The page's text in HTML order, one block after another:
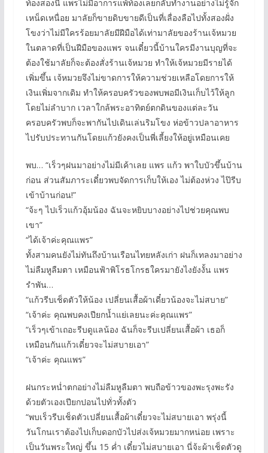
ท้องสองนี้ แพรไม่มีอาการแพ้ท้องเลยกลับทำงานอย่างไม่รู้จัก
เหน็ดเหนื่อย มาลัยก็ขายดิบขายดีเป็นที่เลื่องลือไปทั้งสองฝั่ง
โขงว่าไม่มีใครร้อยมาลัยมีฝีมือได้เท่ามาลัยของร้านเจ้หมวย
ในตลาดที่เป็นฝีมือของแพร จนเดี๋ยวนี้บ้านใครมีงานบุญที่จะ
ต้องใช้มาลัยก็จะต้องสั่งร้านเจ้หมวย ทำให้เจ้หมวยมีรายได้
เพิ่มขึ้น เจ้หมวยจึงไม่ขาดการให้ความช่วยเหลือโดยการให้
เงินเพิ่มจากเดิม ทำให้ครอบครัวของพบพอมีเงินเก็บไว้ให้ลูก
โดยไม่ลำบาก เวลาใกล้พระอาทิตย์ตกดินของแต่ละวัน
ครอบครัวพบก็จะพากันไปเดินเล่นริมโขง ห่อข้าวปลาอาหาร
ไปรับประทานกันโดยแก้วยังคงเป็นพี่เลี้ยงให้อยู่เหมือนเคย
พบ… “เร็วๆฝนมาอย่างไม่มีเค้าเลย แพร แก้ว พาใบบัวขึ้นบ้าน
ก่อน ส่วนสัมภาระเดี๋ยวพบจัดการเก็บให้เอง ไม่ต้องห่วง ไป๊รีบ
เข้าบ้านก่อน!”
“จ้ะๆ ไปเร็วแก้วอุ้มน้อง ฉันจะหยิบบางอย่างไปช่วยคุณพบ
เขา”
“ได้เจ้าค่ะคุณแพร”
ทั้งสามคนยังไม่ทันถึงบ้านเรือนไทยหลังเก่า ฝนก็เทลงมาอย่าง
ไม่ลืมหูลืมตา เหมือนฟ้าพิโรธโกรธใครมายังไงยังงั้น แพร
รำพัน…
“แก้วรีบเช็ดตัวให้น้อง เปลี่ยนเสื้อผ้าเดี๋ยวน้องจะไม่สบาย”
“เจ้าค่ะ คุณพบคงเปียกน้ำแย่เลยนะค่ะคุณแพร”
“เร็วๆเข้าเถอะรีบดูแลน้อง ฉันก็จะรีบเปลี่ยนเสื้อผ้า เธอก็
เหมือนกันแก้วเดี๋ยวจะไม่สบายเอา”
“เจ้าค่ะ คุณแพร”
ฝนกระหน่ำตกอย่างไม่ลืมหูลืมตา พบถือข้าวของพะรุงพะรัง
ด้วยตัวเองเปียกปอนไปทั่วทั้งตัว
“พบเร็วรีบเช็ดตัวเปลี่ยนเสื้อผ้าเดี๋ยวจะไม่สบายเอา พรุ่งนี้
วันโกนเราต้องไปเก็บดอกบัวไปส่งเจ้หมวยมากหน่อย เพราะ
เป็นวันพระใหญ่ ขึ้น 15 ค่ำ เดี๋ยวไม่สบายเอา นี่จ้ะผ้าเช็ดตัวดู